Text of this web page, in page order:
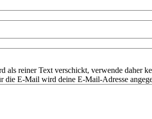
als reiner Text verschickt, verwende daher
die E-Mail wird deine E-Mail-Adresse